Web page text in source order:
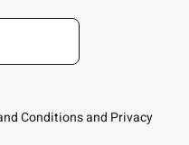
Conditions and Privacy